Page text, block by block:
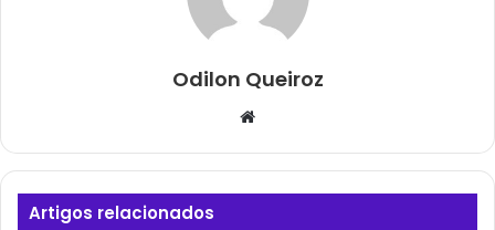
Odilon Queiroz
Website
Artigos relacionados